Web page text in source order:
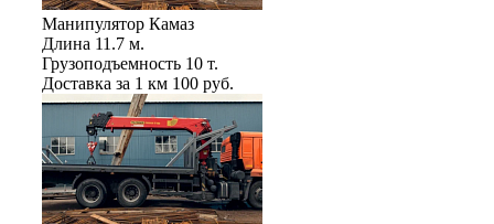
Манипулятор Камаз
Длина 11.7 м.
Грузоподъемность 10 т.
Доставка за 1 км 100 руб.